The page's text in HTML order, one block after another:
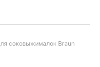
соковыжималок Braun